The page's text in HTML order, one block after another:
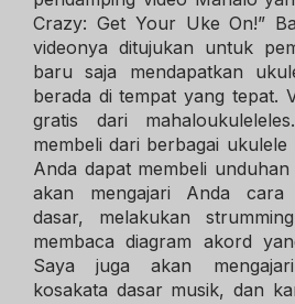
Crazy: Get Your Uke On!”
videonya ditujukan untuk
baru saja mendapatkan
berada di tempat yang tepat.
gratis dari
membeli dari berbagai
Anda dapat membeli
akan mengajari Anda cara
dasar, melakukan
membaca diagram akord
Saya juga akan
kosakata dasar musik, dan